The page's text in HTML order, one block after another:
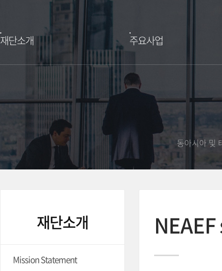
재단소개 주요사업
동아시아 및
재단소개
Mission Statement